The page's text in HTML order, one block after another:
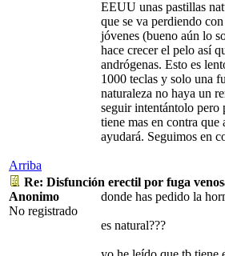
EEUU unas pastillas
que se va perdiendo
jóvenes (bueno aún lo
hace crecer el pelo así
andrógenas. Esto es
1000 teclas y solo una
naturaleza no haya un
seguir intentántolo pero
tiene mas en contra
ayudará. Seguimos en
Arriba
Re: Disfunción erectil por fuga
Anonimo
No registrado
donde has pedido la
es natural???